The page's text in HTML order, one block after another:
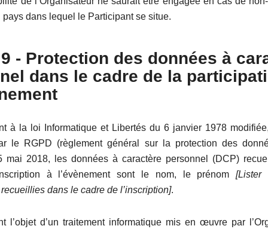
dans lequel le Participant se situe.
- Protection des données à
dans le cadre de la
à la loi Informatique et Libertés du 6 janvier 1978
le RGPD (règlement général sur la protection des
mai 2018, les données à caractère personnel (DCP)
à l’évènement sont le nom, le prénom[Lister
dans le cadre de l’inscription].
l’objet d’un traitement informatique mis en œuvre par